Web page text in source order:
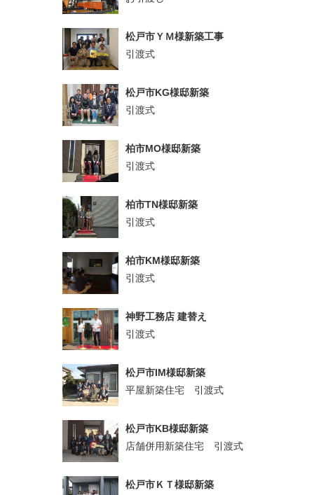
松戸市ＹＭ様新築工事
引渡式
松戸市KG様邸新築
引渡式
柏市MO様邸新築
引渡式
柏市TN様邸新築
引渡式
柏市KM様邸新築
引渡式
神野工務店 建替え
引渡式
松戸市IM様邸新築
平屋新築住宅 引渡式
松戸市KB様邸新築
店舗併用新築住宅 引渡式
松戸市ＫＴ様邸新築